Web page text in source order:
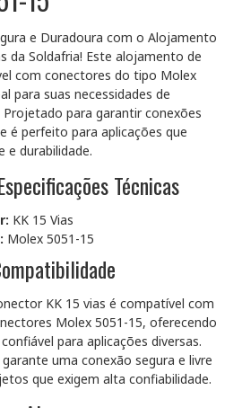
e Duradoura com o Alojamento
da Soldafria! Este alojamento de
com conectores do tipo Molex
para suas necessidades de
para garantir conexões
é perfeito para aplicações que
e durabilidade.
Técnicas
KK 15 Vias
Molex 5051-15
KK 15 vias é compatível com
Molex 5051-15, oferecendo
para aplicações diversas.
uma conexão segura e livre
que exigem alta confiabilidade.